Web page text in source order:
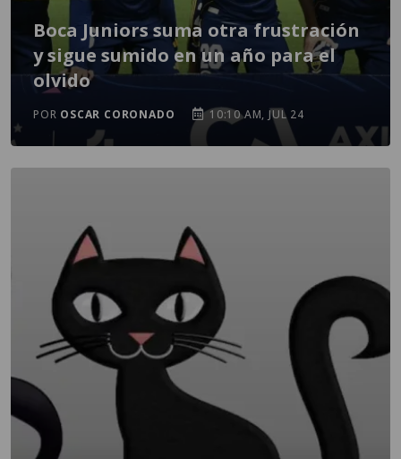
Boca Juniors suma otra frustración
y sigue sumido en un año para el
olvido
POR OSCAR CORONADO 10:10 AM, JUL 24